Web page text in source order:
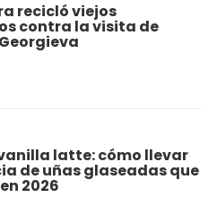
recicló viejos
contra la visita de
latte: cómo llevar
de uñas glaseadas que
2026